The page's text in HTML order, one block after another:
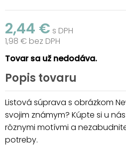
2,44 € s DPH
1,98 € bez DPH
Tovar sa už nedodáva.
Popis tovaru
Listová súprava s obrázkom
svojim známym? Kúpte si u
rôznymi motívmi a
potreby.